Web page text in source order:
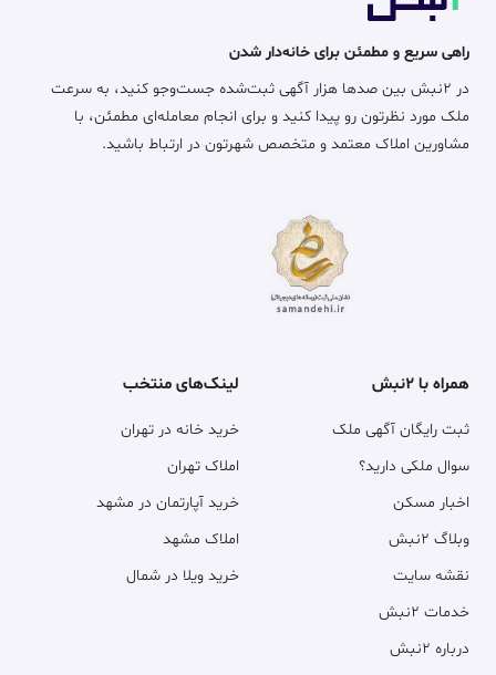
راهی سریع و مطمئن برای خانه‌دار شدن
در ۲نبش بین صدها هزار آگهی ثبت‌شده جست‌وجو کنید، به سرعت
ملک مورد نظرتون رو پیدا کنید و برای انجام معامله‌ای مطمئن، با
مشاورین املاک معتمد و متخصص شهرتون در ارتباط باشید.
همراه با ۲نبش
ثبت رایگان آگهی ملک
سوال ملکی دارید؟
اخبار مسکن
وبلاگ ۲نبش
نقشه سایت
خدمات ۲نبش
درباره ۲نبش
لینک‌های منتخب
خرید خانه در تهران
املاک تهران
خرید آپارتمان در مشهد
املاک مشهد
خرید ویلا در شمال